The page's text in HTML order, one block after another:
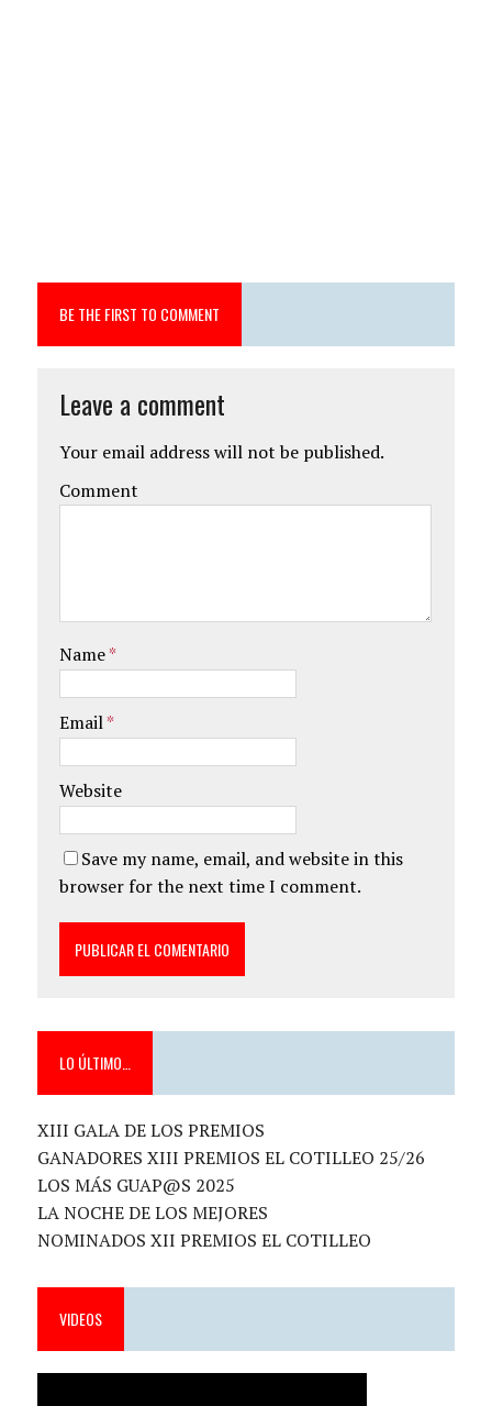
BE THE FIRST TO COMMENT
Leave a comment
Your email address will not be published.
Comment
Name*
Email*
Website
Save my name, email, and website in this
browser for the next time I comment.
LO ÚLTIMO…
XIII GALA DE LOS PREMIOS
GANADORES XIII PREMIOS EL COTILLEO 25/26
LOS MÁS GUAP@S 2025
LA NOCHE DE LOS MEJORES
NOMINADOS XII PREMIOS EL COTILLEO
VIDEOS